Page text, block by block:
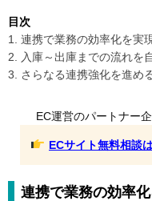
目次
1. 連携で業務の効率化を実
2. 入庫～出庫までの流れを
3. さらなる連携強化を進め
EC運営のパートナー
ECサイト無料相談
連携で業務の効率